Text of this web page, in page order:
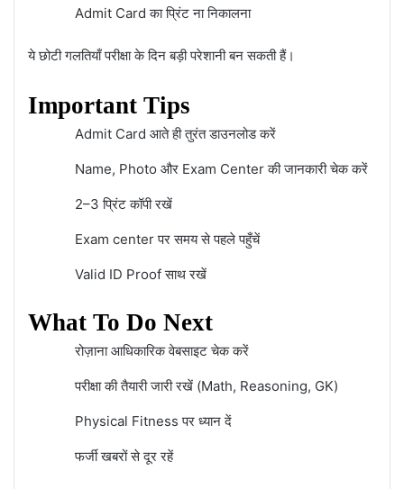
Admit Card का प्रिंट ना निकालना
ये छोटी गलतियाँ परीक्षा के दिन बड़ी परेशानी बन सकती हैं।
Important Tips
Admit Card आते ही तुरंत डाउनलोड करें
Name, Photo और Exam Center की जानकारी चेक करें
2–3 प्रिंट कॉपी रखें
Exam center पर समय से पहले पहुँचें
Valid ID Proof साथ रखें
What To Do Next
रोज़ाना आधिकारिक वेबसाइट चेक करें
परीक्षा की तैयारी जारी रखें (Math, Reasoning, GK)
Physical Fitness पर ध्यान दें
फर्जी खबरों से दूर रहें